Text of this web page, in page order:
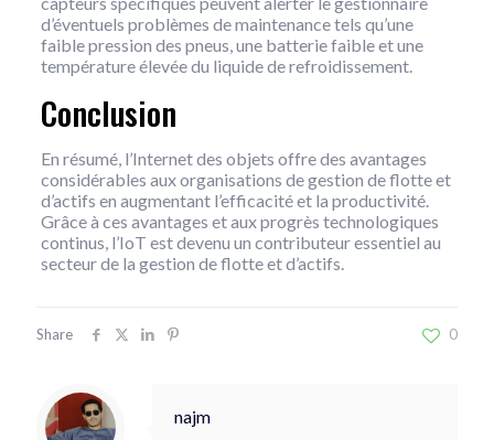
d’éventuels problèmes de maintenance tels qu’une
faible pression des pneus, une batterie faible et une
température élevée du liquide de refroidissement.
Conclusion
En résumé, l’Internet des objets offre des avantages
considérables aux organisations de gestion de flotte et
d’actifs en augmentant l’efficacité et la productivité.
Grâce à ces avantages et aux progrès technologiques
continus, l’IoT est devenu un contributeur essentiel au
secteur de la gestion de flotte et d’actifs.
Share 0
najm